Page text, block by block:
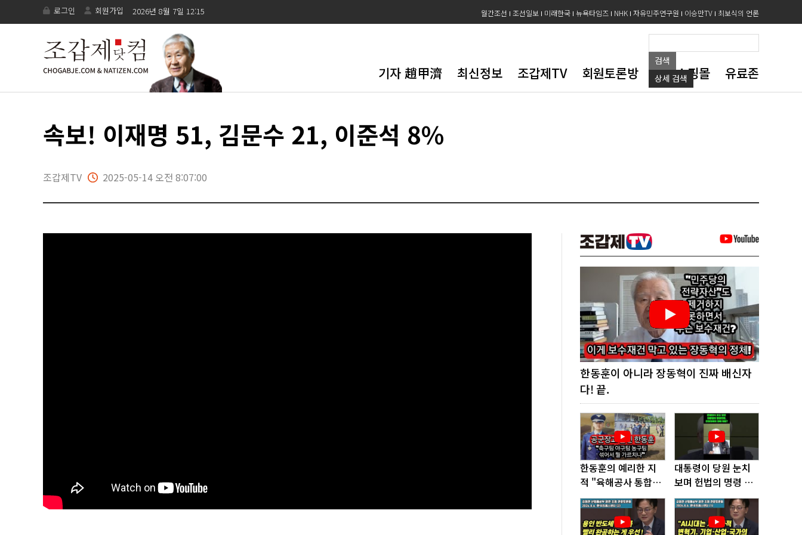
로그인 회원가입 2026년 8월 7일 12:15 월간조선 조선일보 미래한국 뉴욕타임즈 NHK 자유민주연구원 이승만TV 최보식의 언론
검색
상세 검색
기자 趙甲濟 최신정보 조갑제TV 회원토론방 도서쇼핑몰 유료존
속보! 이재명 51, 김문수 21, 이준석 8%
조갑제TV 2025-05-14 오전 8:07:00
한동훈이 아니라 장동혁이 진짜 배신자
다! 끝.
한동훈의 예리한 지
적 "육해공사 통합하
면 쿠데타 쉬워진다"
대통령이 당원 눈치
보며 헌법의 명령 거
부, 발목 잡혔다!